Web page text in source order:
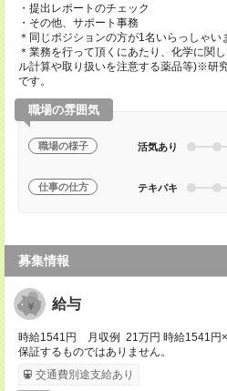
・提出レポートのチェック
・その他、サポート事務
＊同じポジションの方が1名いらっしゃい
＊業務を行って頂くにあたり、化学に関
ル計算や取り扱いを注意する薬品等)※研
です。
職場の雰囲気
職場の様子 活気あり
仕事の仕方 テキパキ
募集情報
給与
時給1541円 月収例 21万円 時給1541円
保証するものではありません。
交通費別途支給あり